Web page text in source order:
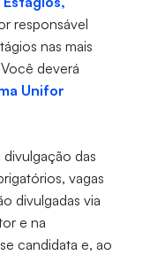
responsável
nas mais
deverá
Unifor
das
vagas
divulgadas via
e na
candidata e, ao